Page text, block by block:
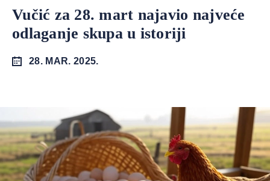
Vučić za 28. mart najavio najveće
odlaganje skupa u istoriji
28. MAR. 2025.